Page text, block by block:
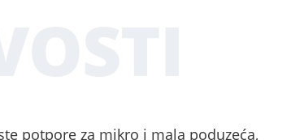
potpore za mikro i mala poduzeća,